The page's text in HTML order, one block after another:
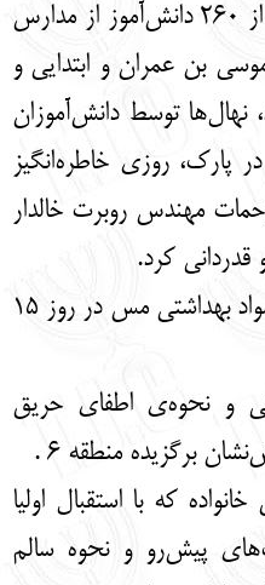
این مراسم که با حضور بیش از 260 دانش‌آموز از مدارس
بن عمران و ابتدایی و
نهال‌ها توسط دانش‌آموزان
روزی خاطره‌انگیز
مهندس روبرت خالدار
قدردانی کرد.
- گردش و بازدید از کارخانه مواد بهداشتی مس در روز 15
و نحوه‌ی اطفای حریق
برگزیده منطقه 6 .
که با استقبال اولیا
پیش‌رو و نحوه سالم